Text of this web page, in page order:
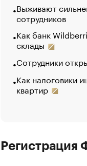
Выживают
сотрудников
Как банк
склады
Сотрудники
Как налоговики
квартир
Регистрация